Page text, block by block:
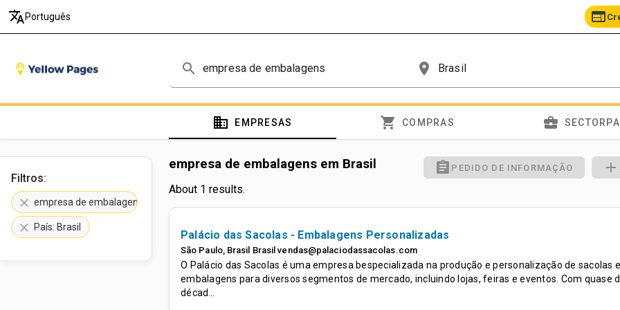
translate Português web
search place
domain EMPRESAS shopping_cart COMPRAS business_center
Filtros:
clear empresa de embalagens
clear País: Brasil
add
assignment PEDIDO DE INFORMAÇÃO
empresa de embalagens em Brasil
About 1 results.
Palácio das Sacolas - Embalagens Personalizadas
São Paulo, Brasil Brasil vendas@palaciodassacolas.com
O Palácio das Sacolas é uma empresa bespecializada na produção e personalização de sacolas e
embalagens para diversos segmentos de mercado, incluindo lojas, feiras e eventos. Com quase
décad…